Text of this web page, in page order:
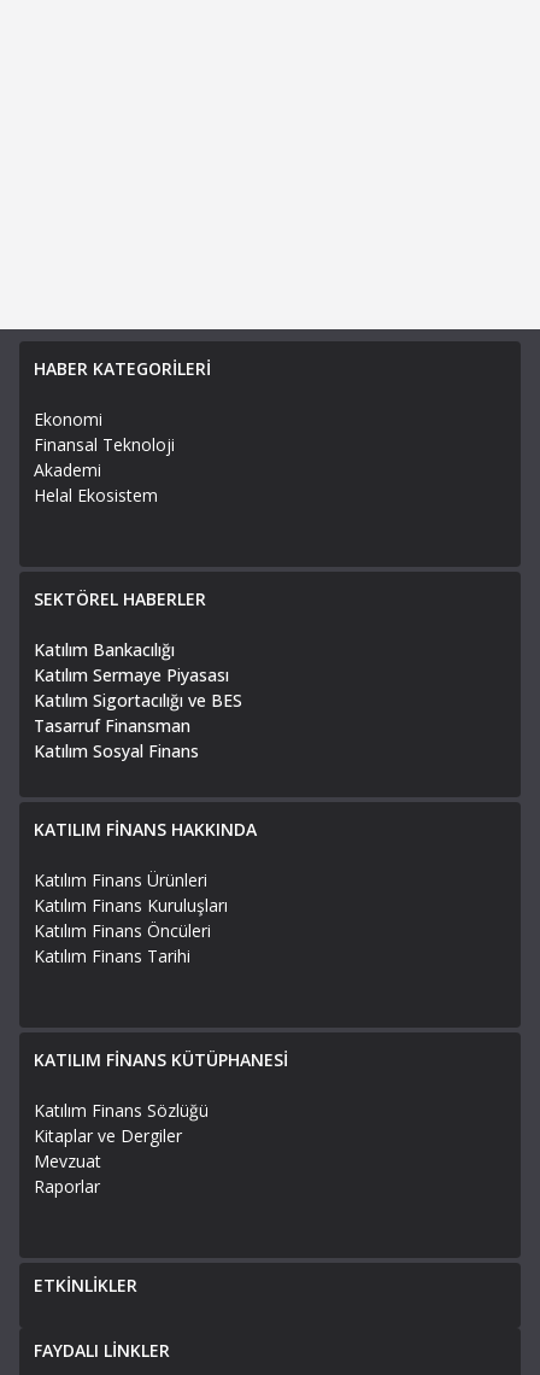
HABER KATEGORİLERİ
Ekonomi
Finansal Teknoloji
Akademi
Helal Ekosistem
SEKTÖREL HABERLER
Katılım Bankacılığı
Katılım Sermaye Piyasası
Katılım Sigortacılığı ve BES
Tasarruf Finansman
Katılım Sosyal Finans
KATILIM FİNANS HAKKINDA
Katılım Finans Ürünleri
Katılım Finans Kuruluşları
Katılım Finans Öncüleri
Katılım Finans Tarihi
KATILIM FİNANS KÜTÜPHANESİ
Katılım Finans Sözlüğü
Kitaplar ve Dergiler
Mevzuat
Raporlar
ETKİNLİKLER
FAYDALI LİNKLER